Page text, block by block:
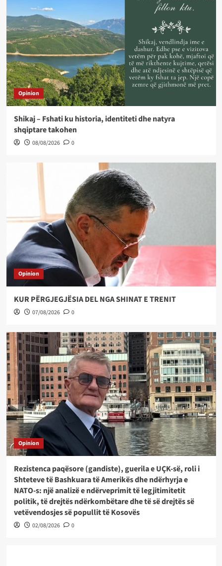
Opinion
Shikaj – Fshati ku historia, identiteti dhe natyra
shqiptare takohen
08/08/2026 0
Opinion
KUR PËRGJEGJËSIA DEL NGA SHINAT E TRENIT
07/08/2026 0
Opinion
Rezistenca paqësore (gandiste), guerila e UÇK-së, roli i
Shteteve të Bashkuara të Amerikës dhe ndërhyrja e
NATO-s: një analizë e ndërveprimit të legjitimitetit
politik, të drejtës ndërkombëtare dhe të së drejtës së
vetëvendosjes së popullit të Kosovës
02/08/2026 0